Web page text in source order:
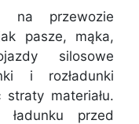
na przewozie
pasze, mąka,
silosowe
i rozładunki
straty materiału.
ładunku przed